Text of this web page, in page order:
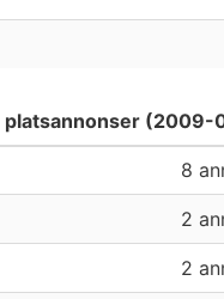
(2009-
8
2
2